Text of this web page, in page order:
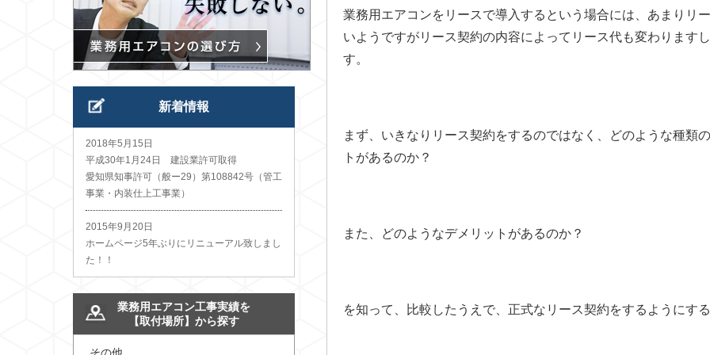
業務用エアコンをリースで導入するという場合には、あまりリ
いようですがリース契約の内容によってリース代も変わります
す。
まず、いきなりリース契約をするのではなく、どのような種類
トがあるのか？
また、どのようなデメリットがあるのか？
を知って、比較したうえで、正式なリース契約をするようにす
新着情報
2018年5月15日
平成30年1月24日 建設業許可取得
愛知県知事許可（般ー29）第108842号（管工
事業・内装仕上工事業）
2015年9月20日
ホームページ5年ぶりにリニューアル致しまし
た！！
業務用エアコン工事実績を
【取付場所】から探す